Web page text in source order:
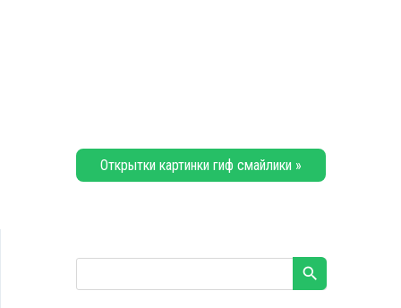
Открытки картинки гиф смайлики »